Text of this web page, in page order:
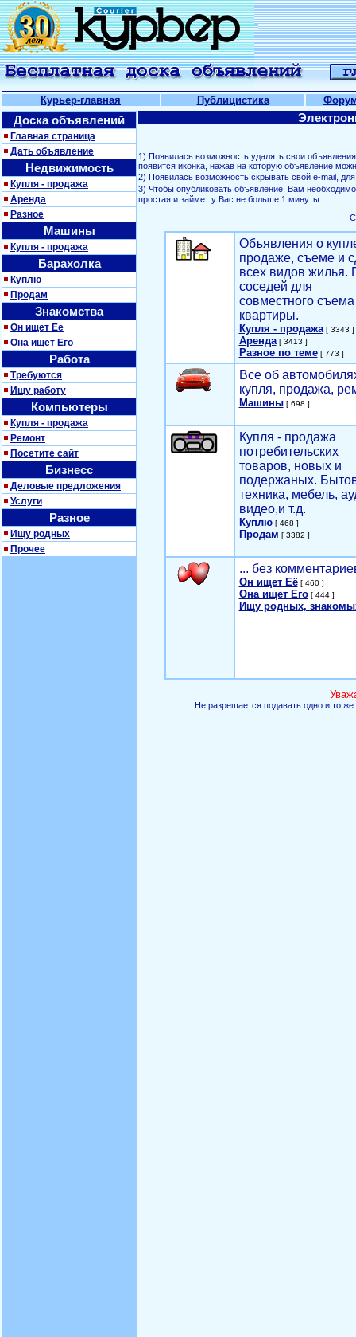
Курьер-главная Публицистика
Доска объявлений
Главная страница
Дать объявление
Недвижимость
Купля - продажа
Аренда
Разное
Машины
Купля - продажа
Барахолка
Куплю
Продам
Знакомства
Он ищет Ее
Она ищет Его
Работа
Требуются
Ищу работу
Компьютеры
Купля - продажа
Ремонт
Посетите сайт
Бизнесс
Деловые предложения
Услуги
Разное
Ищу родных
Прочее
1) Появилась возможность удалять свои
появится иконка, нажав на которую объявление
2) Появилась возможность скрывать свой е-mail,
3) Чтобы опубликовать объявление, Вам
простая и займет у Вас не больше 1 минуты.
Объявления о
продаже, съеме и
всех видов жилья.
соседей для
совместного съема
квартиры.
Купля - продажа[ 3343 ]
Аренда[ 3413 ]
Разное по теме[ 773 ]
Все об
купля, продажа,
Машины[ 698 ]
Купля - продажа
потребительских
товаров, новых и
подержаных.
техника, мебель,
видео,и т.д.
Куплю[ 468 ]
Продам [ 3382 ]
... без
Он ищет Её[ 460 ]
Она ищет Его[ 444 ]
Ищу родных,
Не разрешается подавать одно и то